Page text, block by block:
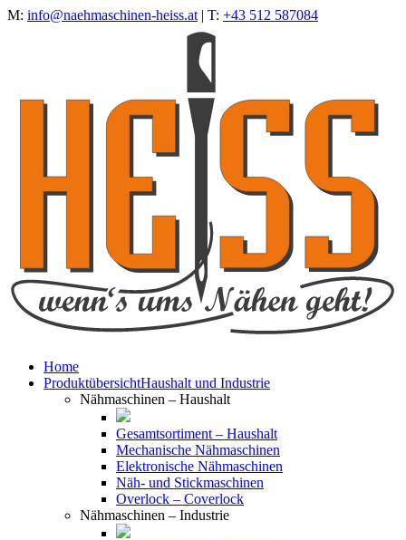
M: info@naehmaschinen-heiss.at | T: +43 512 587084
Home
ProduktübersichtHaushalt und Industrie
Nähmaschinen – Haushalt
Gesamtsortiment – Haushalt
Mechanische Nähmaschinen
Elektronische Nähmaschinen
Näh- und Stickmaschinen
Overlock – Coverlock
Nähmaschinen – Industrie